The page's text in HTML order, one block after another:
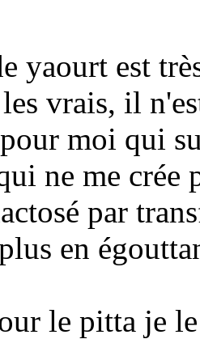
yaourt est
vrais, il
moi qui
ne me crée
par
en
le pitta je